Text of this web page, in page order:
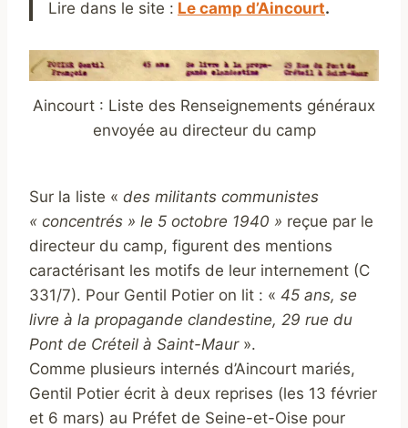
Lire dans le site : Le camp d’Aincourt.
Aincourt : Liste des Renseignements généraux
envoyée au directeur du camp
Sur la liste « des militants communistes
« concentrés » le 5 octobre 1940 » reçue par le
directeur du camp, figurent des mentions
caractérisant les motifs de leur internement (C
331/7). Pour Gentil Potier on lit : « 45 ans, se
livre à la propagande clandestine, 29 rue du
Pont de Créteil à Saint-Maur ».
Comme plusieurs internés d’Aincourt mariés,
Gentil Potier écrit à deux reprises (les 13 février
et 6 mars) au Préfet de Seine-et-Oise pour